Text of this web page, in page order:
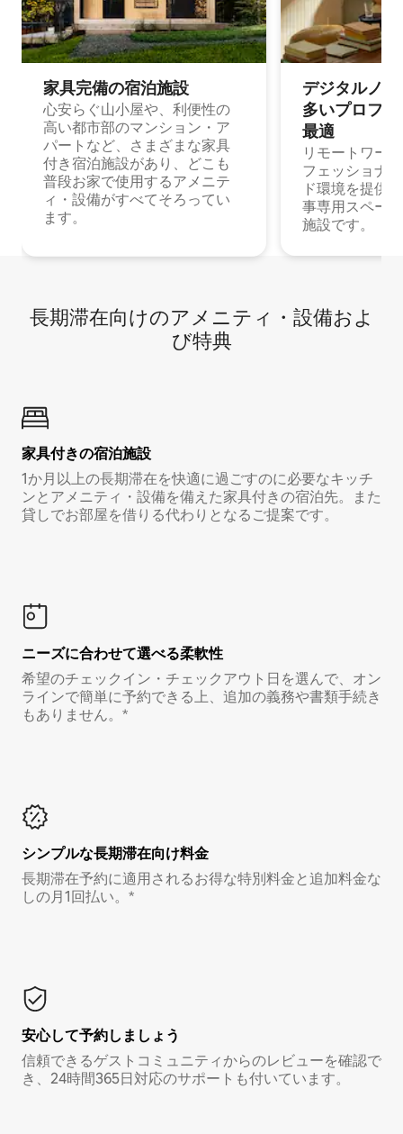
家具完備の宿⁠泊⁠施⁠設
心安らぐ山小屋や、利便性の
高い都市部のマンション・ア
パートなど、さまざまな家具
付き宿泊施設があり、どこも
普段お家で使用するアメニテ
ィ・設備がすべてそろってい
ます。
デジタルノ
多⁠いプ⁠ロ⁠フ⁠
最⁠適
リモートワー
フェッショナ
ド環境を提供
事専用スペー
施設です。
長期滞在向け⁠のア⁠メ⁠ニ⁠テ⁠ィ⁠・設⁠備⁠およ
び特⁠典
家具付き⁠の宿⁠泊⁠施⁠設
1か月以上の長期滞在を快適に過ごすのに必要なキッチ
ンとアメニティ・設備を備えた家具付きの宿泊先。また
貸しでお部屋を借りる代わりとなるご提案です。
ニーズに合わせて選べる柔軟性
希望のチェックイン・チェックアウト日を選んで、オン
ラインで簡単に予約できる上、追加の義務や書類手続き
もありません。*
シンプルな長期滞在向け料金
長期滞在予約に適用されるお得な特別料金と追加料金な
しの月1回払い。*
安心して予約しましょう
信頼できるゲストコミュニティからのレビューを確認で
き、24時間365日対応のサポートも付いています。